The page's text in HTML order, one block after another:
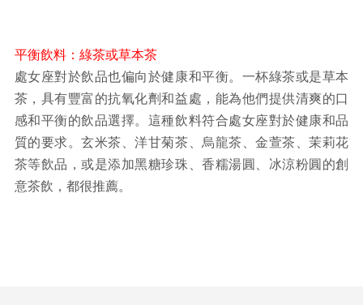
平衡飲料：綠茶或草本茶
處女座對於飲品也偏向於健康和平衡。一杯綠茶或是草本
茶，具有豐富的抗氧化劑和益處，能為他們提供清爽的口
感和平衡的飲品選擇。這種飲料符合處女座對於健康和品
質的要求。玄米茶、洋甘菊茶、烏龍茶、金萱茶、茉莉花
茶等飲品，或是添加黑糖珍珠、香糯湯圓、冰涼粉圓的創
意茶飲，都很推薦。